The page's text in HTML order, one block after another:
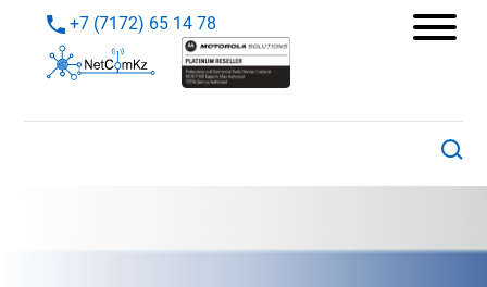
+7 (7172) 65 14 78